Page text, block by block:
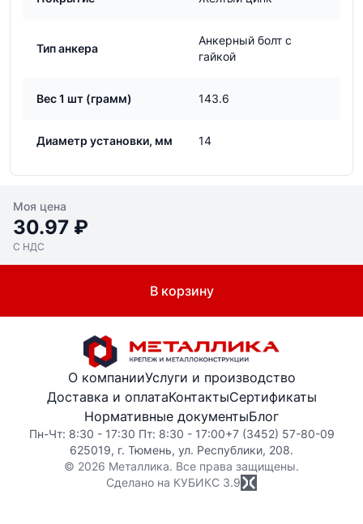
Тип анкера
Анкерный болт с
гайкой
Вес 1 шт (грамм) 143.6
Диаметр установки, мм 14
Моя цена
30.97 ₽
С НДС
В корзину
О компанииУслуги и производство
Доставка и оплатаКонтактыСертификаты
Нормативные документыБлог
Пн-Чт: 8:30 - 17:30 Пт: 8:30 - 17:00+7 (3452) 57-80-09
625019, г. Тюмень, ул. Республики, 208.
© 2026 Металлика. Все права защищены.
Сделано на КУБИКС 3.9